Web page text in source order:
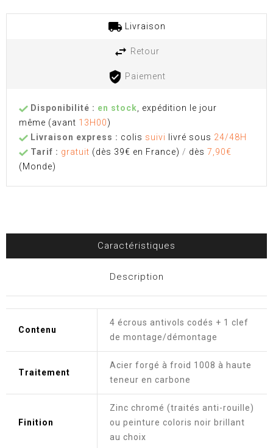
Livraison
Retour
Paiement
Disponibilité : en stock, expédition le jour
même (avant 13H00)
Livraison express : colis suivi livré sous 24/48H
Tarif : gratuit (dès 39€ en France) / dès 7,90€
(Monde)
Caractéristiques
Description
Contenu
4 écrous antivols codés + 1 clef
de montage/démontage
Traitement
Acier forgé à froid 1008 à haute
teneur en carbone
Finition
Zinc chromé (traités anti-rouille)
ou peinture coloris noir brillant
au choix